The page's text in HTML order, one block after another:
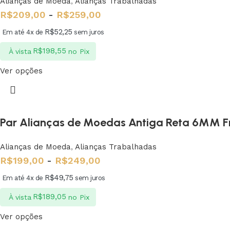
R$209,00 - R$259,00
Em até 4x de R$52,25 sem juros
À vista R$198,55 no Pix
Ver opções
Par Alianças de Moedas Antiga Reta 6MM
Alianças de Moeda, Alianças Trabalhadas
R$199,00 - R$249,00
Em até 4x de R$49,75 sem juros
À vista R$189,05 no Pix
Ver opções